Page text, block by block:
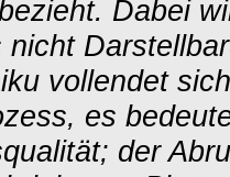
Dabei
nicht
vollendet
es
der